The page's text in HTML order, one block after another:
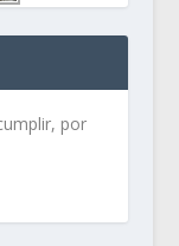
por